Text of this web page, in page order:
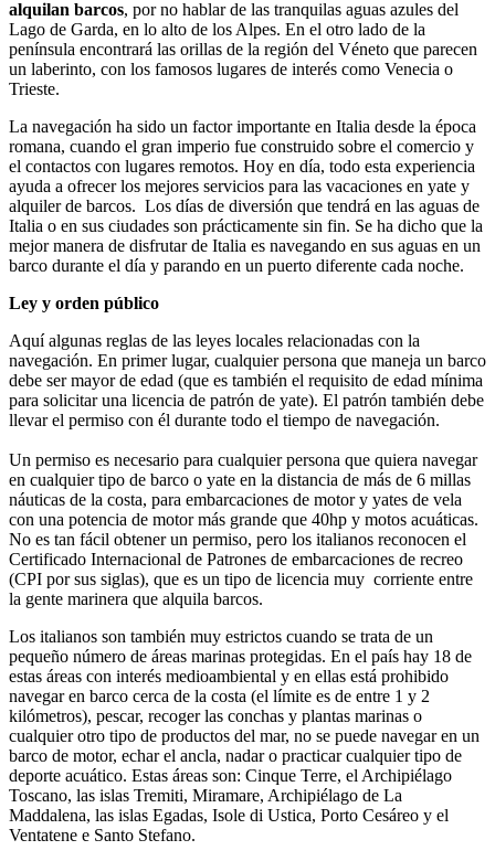
alquilan barcos, por no hablar de las tranquilas aguas azules del
Lago de Garda, en lo alto de los Alpes. En el otro lado de la
península encontrará las orillas de la región del Véneto que parecen
un laberinto, con los famosos lugares de interés como Venecia o
Trieste.
La navegación ha sido un factor importante en Italia desde la época
romana, cuando el gran imperio fue construido sobre el comercio y
el contactos con lugares remotos. Hoy en día, todo esta experiencia
ayuda a ofrecer los mejores servicios para las vacaciones en yate y
alquiler de barcos. Los días de diversión que tendrá en las aguas de
Italia o en sus ciudades son prácticamente sin fin. Se ha dicho que la
mejor manera de disfrutar de Italia es navegando en sus aguas en un
barco durante el día y parando en un puerto diferente cada noche.
Ley y orden público
Aquí algunas reglas de las leyes locales relacionadas con la
navegación. En primer lugar, cualquier persona que maneja un barco
debe ser mayor de edad (que es también el requisito de edad mínima
para solicitar una licencia de patrón de yate). El patrón también debe
llevar el permiso con él durante todo el tiempo de navegación.
Un permiso es necesario para cualquier persona que quiera navegar
en cualquier tipo de barco o yate en la distancia de más de 6 millas
náuticas de la costa, para embarcaciones de motor y yates de vela
con una potencia de motor más grande que 40hp y motos acuáticas.
No es tan fácil obtener un permiso, pero los italianos reconocen el
Certificado Internacional de Patrones de embarcaciones de recreo
(CPI por sus siglas), que es un tipo de licencia muy corriente entre
la gente marinera que alquila barcos.
Los italianos son también muy estrictos cuando se trata de un
pequeño número de áreas marinas protegidas. En el país hay 18 de
estas áreas con interés medioambiental y en ellas está prohibido
navegar en barco cerca de la costa (el límite es de entre 1 y 2
kilómetros), pescar, recoger las conchas y plantas marinas o
cualquier otro tipo de productos del mar, no se puede navegar en un
barco de motor, echar el ancla, nadar o practicar cualquier tipo de
deporte acuático. Estas áreas son: Cinque Terre, el Archipiélago
Toscano, las islas Tremiti, Miramare, Archipiélago de La
Maddalena, las islas Egadas, Isole di Ustica, Porto Cesáreo y el
Ventatene e Santo Stefano.